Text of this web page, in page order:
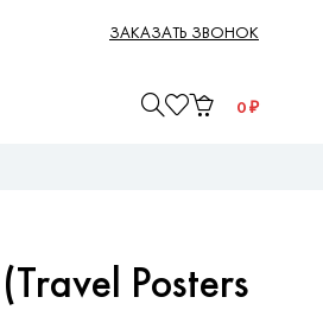
ЗАКАЗАТЬ ЗВОНОК
0 ₽
Posters